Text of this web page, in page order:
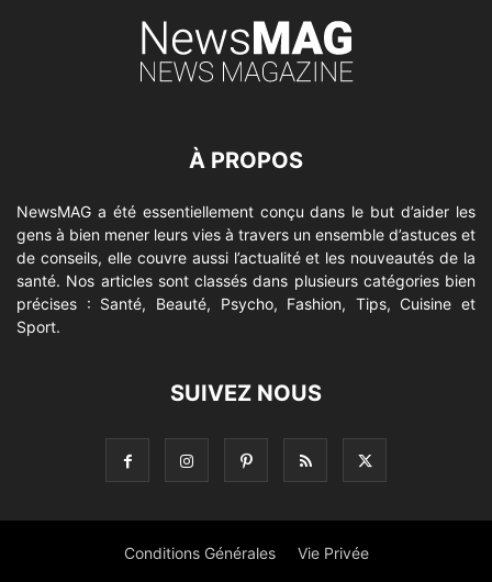
À PROPOS
NewsMAG a été essentiellement conçu dans le but d’aider les
gens à bien mener leurs vies à travers un ensemble d’astuces et
de conseils, elle couvre aussi l’actualité et les nouveautés de la
santé. Nos articles sont classés dans plusieurs catégories bien
précises : Santé, Beauté, Psycho, Fashion, Tips, Cuisine et
Sport.
SUIVEZ NOUS
Conditions Générales Vie Privée